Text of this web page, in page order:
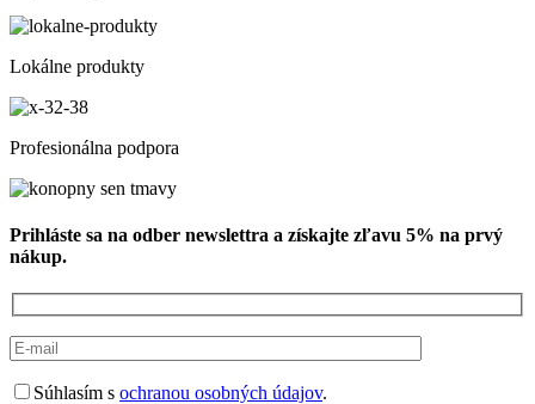
Lokálne produkty
Profesionálna podpora
Prihláste sa na odber newslettra a získajte zľavu 5% na prvý
nákup.
Súhlasím s ochranou osobných údajov.